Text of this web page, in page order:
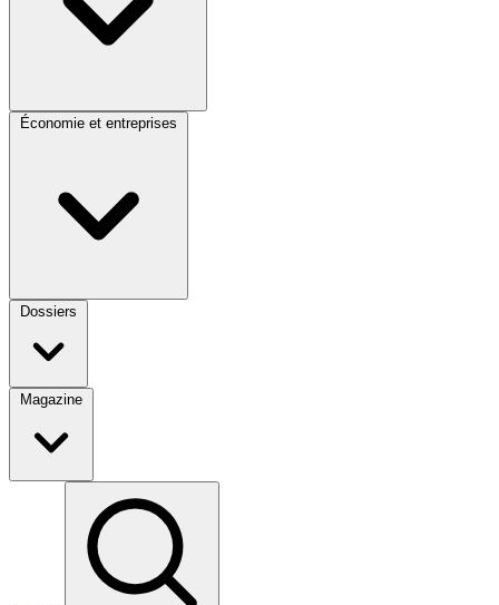
Économie et entreprises
Dossiers
Magazine